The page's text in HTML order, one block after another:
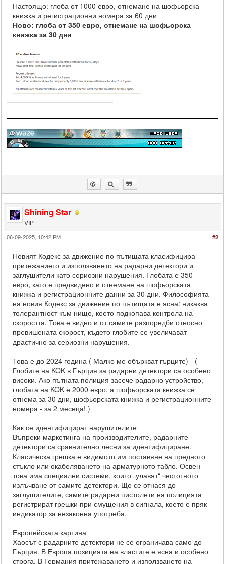
Настоящо: глоба от 1000 евро, отнемане на шофьорска
книжка и регистрационни номера за 60 дни
Ново: глоба от 350 евро, отнемане на шофьорска
книжка за 30 дни
Shining Star
VIP
#2
06-09-2025, 10:42 PM
Новият Кодекс за движение по пътищата класифицира
притежанието и използването на радарни детектори и
заглушители като сериозни нарушения. Глобата е 350
евро, като е предвидено и отнемане на шофьорската
книжка и регистрационните данни за 30 дни. Философията
на новия Кодекс за движение по пътищата е ясна: никаква
толерантност към нищо, което подкопава контрола на
скоростта. Това е видно и от самите разпоредби относно
превишената скорост, където глобите се увеличават
драстично за сериозни нарушения.
Това е до 2024 година ( Малко ме объркват гърците) - (
Глобите на KOK в Гърция за радарни детектори са особено
високи. Ако пътната полиция засече радарно устройство,
глобата на KOK е 2000 евро, а шофьорската книжка се
отнема за 30 дни, шофьорската книжка и регистрационните
номера - за 2 месеца! )
Как се идентифицират нарушителите
Въпреки маркетинга на производителите, радарните
детектори са сравнително лесни за идентифициране.
Класическа грешка е видимото им поставяне на предното
стъкло или окабеляването на арматурното табло. Освен
това има специални системи, които „улавят“ честотното
излъчване от самите детектори. Що се отнася до
заглушителите, самите радарни пистолети на полицията
регистрират грешки при смущения в сигнала, което е пряк
индикатор за незаконна употреба.
Европейската картина
Хаосът с радарните детектори не се ограничава само до
Гърция. В Европа позицията на властите е ясна и особено
строга. В Германия притежаването и използването на